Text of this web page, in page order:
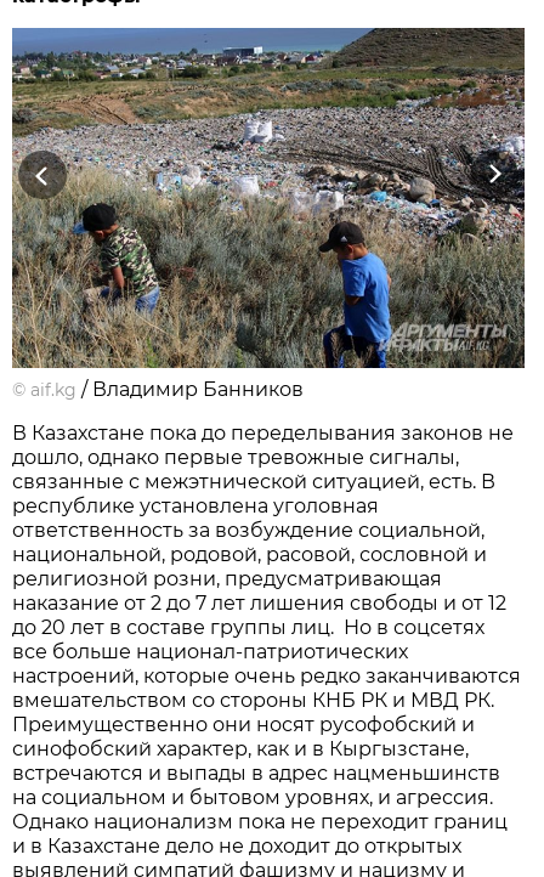
Previous Next
© aif.kg / Владимир Банников
В Казахстане пока до переделывания законов не
дошло, однако первые тревожные сигналы,
связанные с межэтнической ситуацией, есть. В
республике установлена уголовная
ответственность за возбуждение социальной,
национальной, родовой, расовой, сословной и
религиозной розни, предусматривающая
наказание от 2 до 7 лет лишения свободы и от 12
до 20 лет в составе группы лиц. Но в соцсетях
все больше национал-патриотических
настроений, которые очень редко заканчиваются
вмешательством со стороны КНБ РК и МВД РК.
Преимущественно они носят русофобский и
синофобский характер, как и в Кыргызстане,
встречаются и выпады в адрес нацменьшинств
на социальном и бытовом уровнях, и агрессия.
Однако национализм пока не переходит границ
и в Казахстане дело не доходит до открытых
выявлений симпатий фашизму и нацизму и